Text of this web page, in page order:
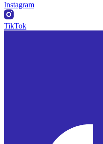
Instagram
TikTok